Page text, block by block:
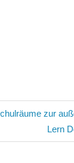
zur
Lern